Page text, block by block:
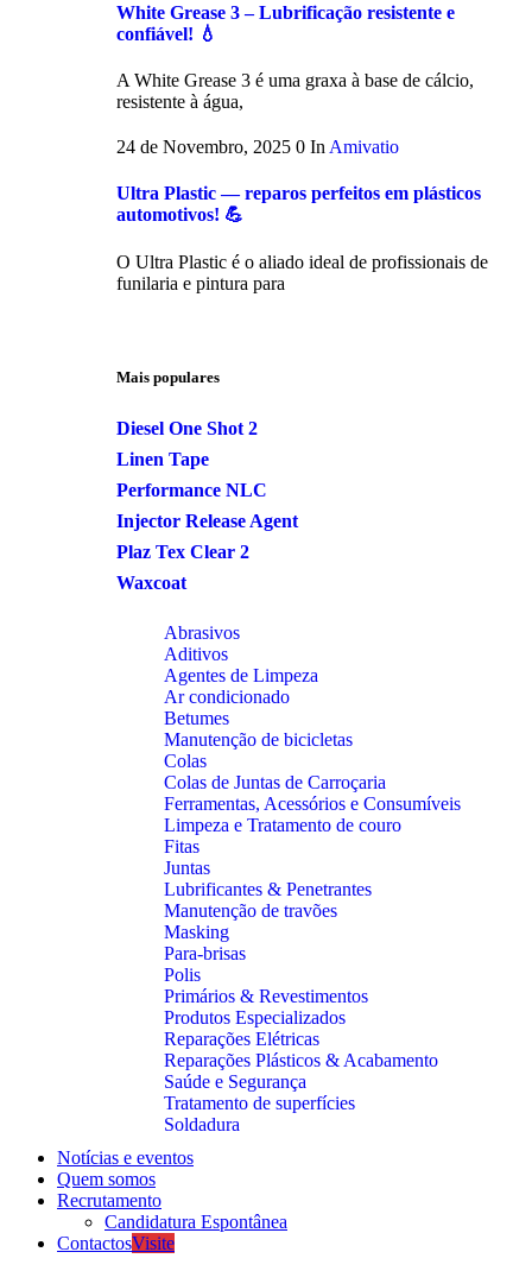
White Grease 3 – Lubrificação resistente e
confiável! 💧
A White Grease 3 é uma graxa à base de cálcio,
resistente à água,
24 de Novembro, 2025 0 In Amivatio
Ultra Plastic — reparos perfeitos em plásticos
automotivos! 💪
O Ultra Plastic é o aliado ideal de profissionais de
funilaria e pintura para
Mais populares
Diesel One Shot 2
Linen Tape
Performance NLC
Injector Release Agent
Plaz Tex Clear 2
Waxcoat
Abrasivos
Aditivos
Agentes de Limpeza
Ar condicionado
Betumes
Manutenção de bicicletas
Colas
Colas de Juntas de Carroçaria
Ferramentas, Acessórios e Consumíveis
Limpeza e Tratamento de couro
Fitas
Juntas
Lubrificantes & Penetrantes
Manutenção de travões
Masking
Para-brisas
Polis
Primários & Revestimentos
Produtos Especializados
Reparações Elétricas
Reparações Plásticos & Acabamento
Saúde e Segurança
Tratamento de superfícies
Soldadura
Notícias e eventos
Quem somos
Recrutamento
Candidatura Espontânea
ContactosVisite